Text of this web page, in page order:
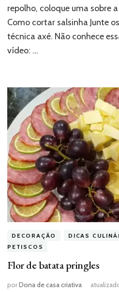
repolho, coloque uma sobre
Como cortar salsinha Junte
técnica axé. Não conhece
vídeo: …
DECORAÇÃO DICAS
PETISCOS
Flor de batata pringles
porDona de casa criativa